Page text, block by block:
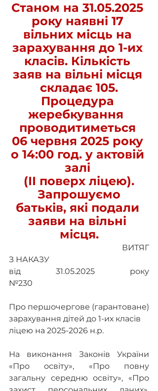
Станом на 31.05.2025
року наявні 17
вільних місць на
зарахування до 1-их
класів. Кількість
заяв на вільні місця
складає 105.
Процедура
жеребкування
проводитиметься
06 червня 2025 року
о 14:00 год. у актовій
залі
(ІІ поверх ліцею).
батьків, які подали
заяви на вільні
місця.
З НАКАЗУ
від 31.05.2025 року
№230
Про першочергове (гарантоване)
зарахування дітей до 1-их класів
ліцею на 2025-2026 н.р.
На виконання Законів України
«Про освіту», «Про повну
загальну середню освіту», «Про